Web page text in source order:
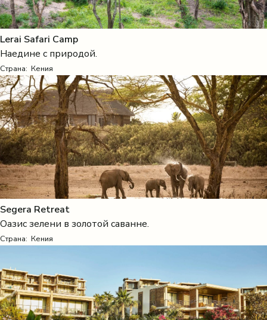
Lerai Safari Camp
Наедине с природой.
Страна: Кения
Segera Retreat
Оазис зелени в золотой саванне.
Страна: Кения